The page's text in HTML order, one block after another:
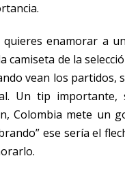
quieres enamorar a
camiseta de la
vean los partidos,
Un tip importante,
Colombia mete un
ese sería el